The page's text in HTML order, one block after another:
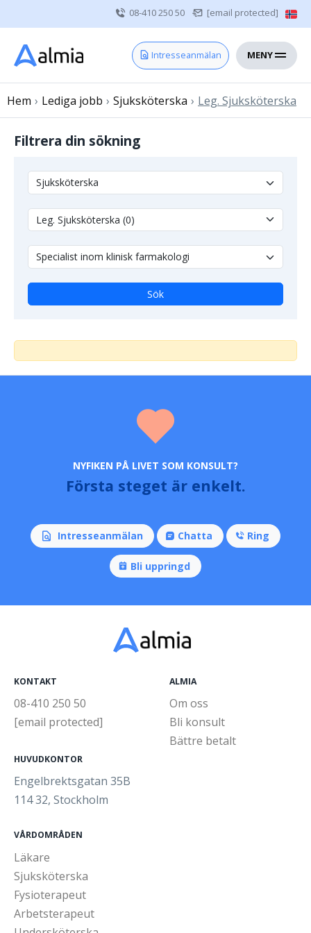
08-410 250 50 [email protected]
Intresseanmälan MENY
Hem
Vårdgivare
Om oss
Kontakt
Övrig vårdpersonal
Hem › Lediga jobb › Sjuksköterska › Leg. Sjuksköterska
Filtrera din sökning
Sök
NYFIKEN PÅ LIVET SOM KONSULT?
Första steget är enkelt.
Intresseanmälan Chatta Ring
Bli uppringd
KONTAKT
08-410 250 50
[email protected]
HUVUDKONTOR
Engelbrektsgatan 35B
114 32, Stockholm
ALMIA
Om oss
Bli konsult
Bättre betalt
VÅRDOMRÅDEN
Läkare
Sjuksköterska
Fysioterapeut
Arbetsterapeut